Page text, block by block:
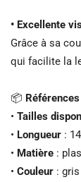
• Excellente
Grâce à sa
qui facilite la
📦
• Tailles
• Longueur :
• Matière :
• Couleur : gris